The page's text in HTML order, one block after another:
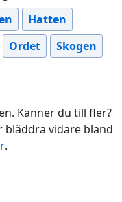
Hatten
Ordet
Skogen
Känner du till fler?
bläddra vidare bland
.